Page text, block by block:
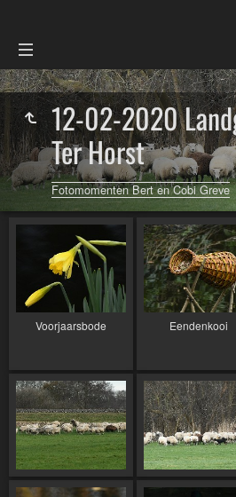
12-02-2020
Ter Horst
Fotomomenten Bert en Cobi Greve
Voorjaarsbode Eendenkooi